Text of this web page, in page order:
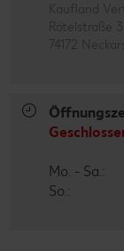
Kaufland
Rötelstraße
74172
Mo. - Sa.:
So.: